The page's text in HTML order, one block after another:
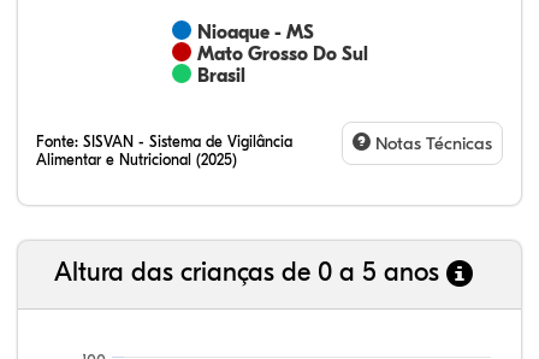
Nioaque - MS
Mato Grosso Do Sul
Brasil
Fonte: SISVAN - Sistema de Vigilância
Alimentar e Nutricional (2025)
Notas Técnicas
Altura das crianças de 0 a 5 anos